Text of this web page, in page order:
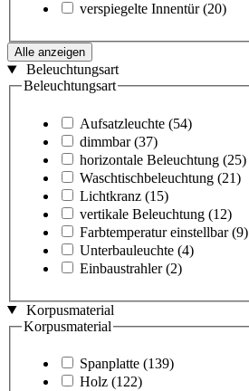
verspiegelte Innentür (20)
Alle anzeigen
Beleuchtungsart
Beleuchtungsart
Aufsatzleuchte (54)
dimmbar (37)
horizontale Beleuchtung (25)
Waschtischbeleuchtung (21)
Lichtkranz (15)
vertikale Beleuchtung (12)
Farbtemperatur einstellbar (9)
Unterbauleuchte (4)
Einbaustrahler (2)
Korpusmaterial
Korpusmaterial
Spanplatte (139)
Holz (122)